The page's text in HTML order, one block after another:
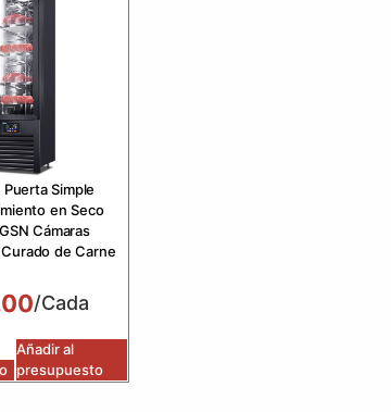
Simple
en Seco
Cámaras
de Carne
/Cada
Añadir al
presupuesto